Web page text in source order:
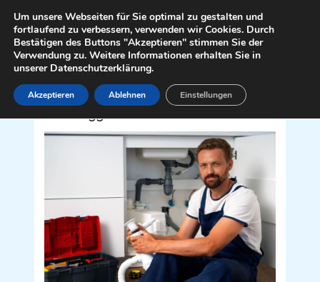
Inhalt
springen
Sanitär Installateur für Hermagor-
Um unsere Webseiten für Sie optimal zu gestalten und
fortlaufend zu verbessern, verwenden wir Cookies. Durch
Bestätigen des Buttons "Akzeptieren" stimmen Sie der
Verwendung zu. Weitere Informationen erhalten Sie in
unserer Datenschutzerklärung.
Akzeptieren Ablehnen Einstellungen